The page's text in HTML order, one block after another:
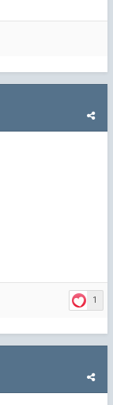
1